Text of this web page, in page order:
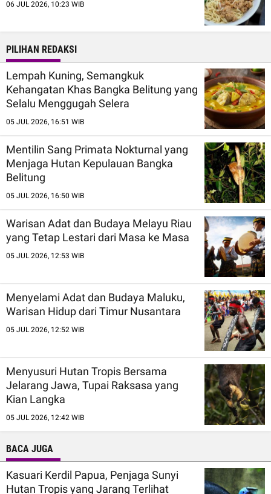
06 JUL 2026, 10:23 WIB
PILIHAN REDAKSI
Lempah Kuning, Semangkuk
Kehangatan Khas Bangka Belitung yang
Selalu Menggugah Selera
05 JUL 2026, 16:51 WIB
Mentilin Sang Primata Nokturnal yang
Menjaga Hutan Kepulauan Bangka
Belitung
05 JUL 2026, 16:50 WIB
Warisan Adat dan Budaya Melayu Riau
yang Tetap Lestari dari Masa ke Masa
05 JUL 2026, 12:53 WIB
Menyelami Adat dan Budaya Maluku,
Warisan Hidup dari Timur Nusantara
05 JUL 2026, 12:52 WIB
Menyusuri Hutan Tropis Bersama
Jelarang Jawa, Tupai Raksasa yang
Kian Langka
05 JUL 2026, 12:42 WIB
BACA JUGA
Kasuari Kerdil Papua, Penjaga Sunyi
Hutan Tropis yang Jarang Terlihat